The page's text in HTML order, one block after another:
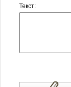
Текст: